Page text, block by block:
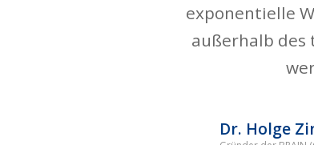
exponentielle
außerhalb des
Dr. Holge